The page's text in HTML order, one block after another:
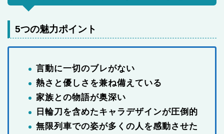
5つの魅力ポイント
言動に一切のブレがない
熱さと優しさを兼ね備えている
家族との物語が奥深い
日輪刀を含めたキャラデザインが圧倒的
無限列車での姿が多くの人を感動させた